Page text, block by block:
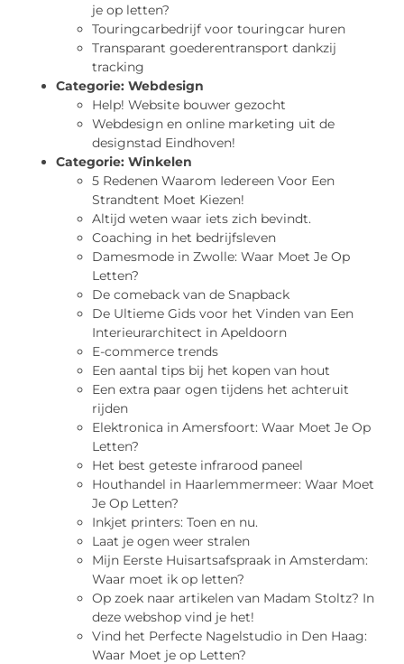
je op letten?
Touringcarbedrijf voor touringcar huren
Transparant goederentransport dankzij
tracking
Categorie: Webdesign
Help! Website bouwer gezocht
Webdesign en online marketing uit de
designstad Eindhoven!
Categorie: Winkelen
5 Redenen Waarom Iedereen Voor Een
Strandtent Moet Kiezen!
Altijd weten waar iets zich bevindt.
Coaching in het bedrijfsleven
Damesmode in Zwolle: Waar Moet Je Op
Letten?
De comeback van de Snapback
De Ultieme Gids voor het Vinden van Een
Interieurarchitect in Apeldoorn
E-commerce trends
Een aantal tips bij het kopen van hout
Een extra paar ogen tijdens het achteruit
rijden
Elektronica in Amersfoort: Waar Moet Je Op
Letten?
Het best geteste infrarood paneel
Houthandel in Haarlemmermeer: Waar Moet
Je Op Letten?
Inkjet printers: Toen en nu.
Laat je ogen weer stralen
Mijn Eerste Huisartsafspraak in Amsterdam:
Waar moet ik op letten?
Op zoek naar artikelen van Madam Stoltz? In
deze webshop vind je het!
Vind het Perfecte Nagelstudio in Den Haag:
Waar Moet je op Letten?